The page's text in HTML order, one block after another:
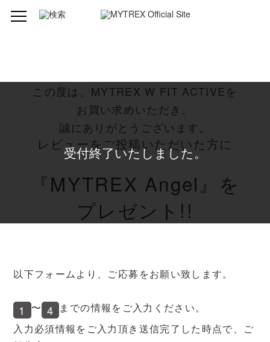
受付終了いたしました。
この度は、MYTREX W FIT ACTIVEを
お買い求めいただき、
誠にありがとうございます。
レビューをご投稿いただいた方に
『MYTREX Angel』を
プレゼント!!
以下フォームより、ご応募をお願い致します。
1 〜 4 までの情報をご入力ください。
入力必須情報をご入力頂き送信完了した時点で、ご